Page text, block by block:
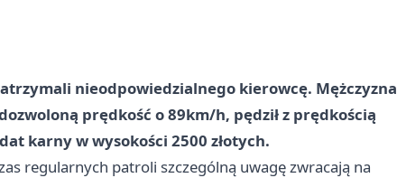
nieodpowiedzialnego kierowcę. Mężczyzna
prędkość o 89km/h, pędził z prędkością
karny w wysokości 2500 złotych.
regularnych patroli szczególną uwagę zwracają na